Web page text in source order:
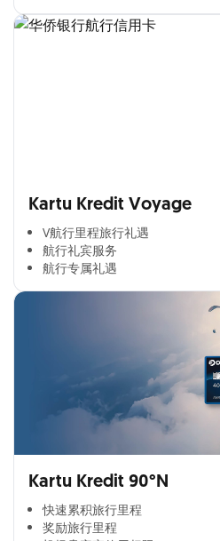
Kartu Kredit Voyage
V航行里程旅行礼遇
航行礼宾服务
航行专属礼遇
Kartu Kredit 90°N
快速累积旅行里程​
奖励旅行里程​